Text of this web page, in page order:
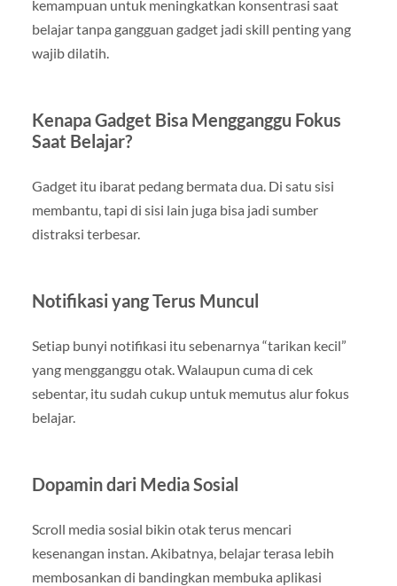
kemampuan untuk meningkatkan konsentrasi saat
belajar tanpa gangguan gadget jadi skill penting yang
wajib dilatih.
Kenapa Gadget Bisa Mengganggu Fokus
Saat Belajar?
Gadget itu ibarat pedang bermata dua. Di satu sisi
membantu, tapi di sisi lain juga bisa jadi sumber
distraksi terbesar.
Notifikasi yang Terus Muncul
Setiap bunyi notifikasi itu sebenarnya “tarikan kecil”
yang mengganggu otak. Walaupun cuma di cek
sebentar, itu sudah cukup untuk memutus alur fokus
belajar.
Dopamin dari Media Sosial
Scroll media sosial bikin otak terus mencari
kesenangan instan. Akibatnya, belajar terasa lebih
membosankan di bandingkan membuka aplikasi